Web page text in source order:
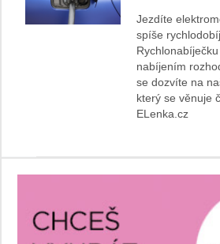
Jezdíte
spíše
nabíjením
se dozvíte na
který se věnuje
ELenka.cz